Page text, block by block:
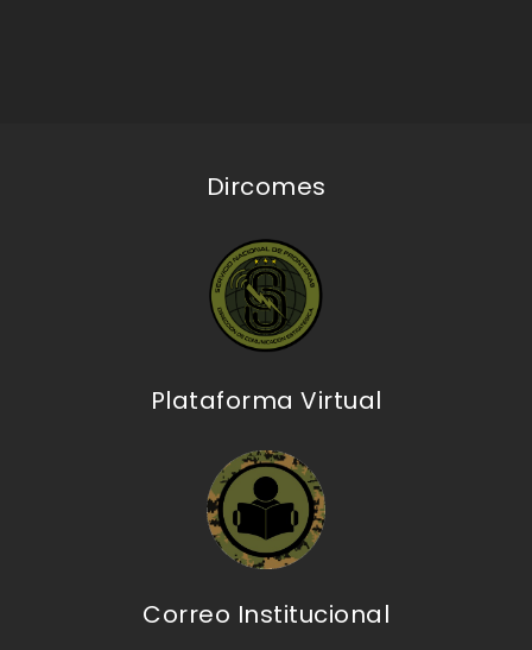
Dircomes
Plataforma Virtual
Correo Institucional